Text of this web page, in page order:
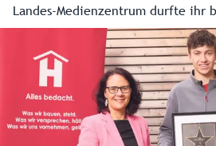
Landes-Medienzentrum durfte ihr
Vorzeigebetrieb über die Schulter
Landesrätin Daniela Gutschi
noch dazu in einem MINT-Beruf.
Land Salzburg und
Lehrling des Monats aus.